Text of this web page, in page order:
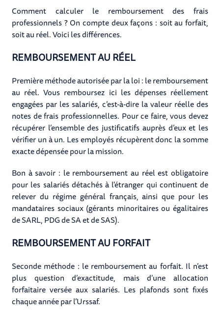
Comment calculer le remboursement des frais
professionnels ? On compte deux façons : soit au forfait,
soit au réel. Voici les différences.
REMBOURSEMENT AU RÉEL
Première méthode autorisée par la loi : le remboursement
au réel. Vous remboursez ici les dépenses réellement
engagées par les salariés, c’est-à-dire la valeur réelle des
notes de frais professionnelles. Pour ce faire, vous devez
récupérer l’ensemble des justificatifs auprès d’eux et les
vérifier un à un. Les employés récupèrent donc la somme
exacte dépensée pour la mission.
Bon à savoir : le remboursement au réel est obligatoire
pour les salariés détachés à l'étranger qui continuent de
relever du régime général français, ainsi que pour les
mandataires sociaux (gérants minoritaires ou égalitaires
de SARL, PDG de SA et de SAS).
REMBOURSEMENT AU FORFAIT
Seconde méthode : le remboursement au forfait. Il n’est
plus question d’exactitude, mais d’une allocation
forfaitaire versée aux salariés. Les plafonds sont fixés
chaque année par l’Urssaf.